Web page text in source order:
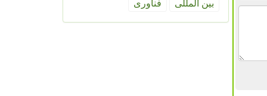
بین المللی
فناوری